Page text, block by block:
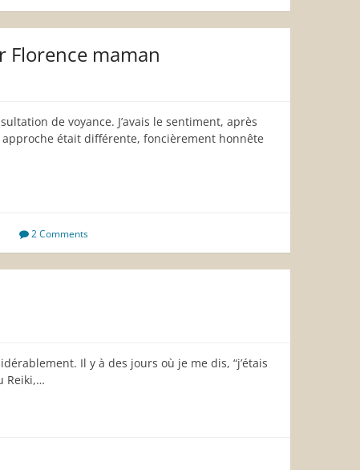
Florence maman
de voyance. J’avais le sentiment, après
était différente, foncièrement honnête
2 Comments
Il y à des jours où je me dis, “j’étais
Reiki,…